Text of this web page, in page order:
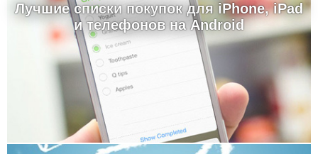
Лучшие cписки покупок для iPhone, iPad
и телефонов на Android